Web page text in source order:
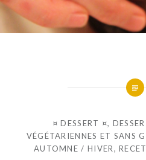
¤ DESSERT ¤,
VÉGÉTARIENNES ET SANS
AUTOMNE / HIVER,